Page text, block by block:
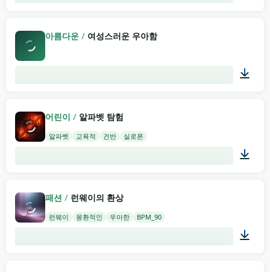
아름다운 / 여성스러운 우아함
어린이 / 알파벳 탐험
알파벳 교육적 건반 실로폰
패션 / 런웨이의 환상
런웨이 몽환적인 우아한 BPM_90